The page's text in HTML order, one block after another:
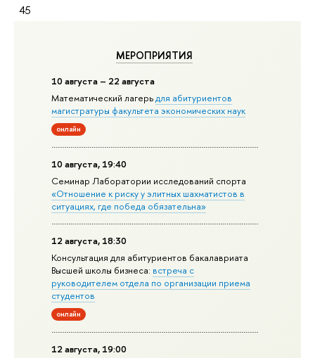
МЕРОПРИЯТИЯ
10 августа – 22 августа
Математический лагерь для абитуриентов
магистратуры факультета экономических наук
онлайн
10 августа, 19:40
Семинар Лаборатории исследований спорта
«Отношение к риску у элитных шахматистов в
ситуациях, где победа обязательна»
12 августа, 18:30
Консультация для абитуриентов бакалавриата
Высшей школы бизнеса: встреча с
руководителем отдела по организации приема
студентов
онлайн
12 августа, 19:00
45